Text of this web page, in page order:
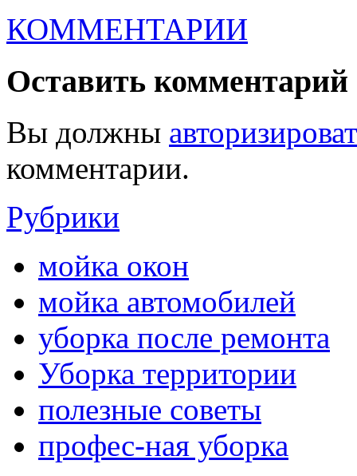
КОММЕНТАРИИ
Оставить комментарий
Вы должны
комментарии.
Рубрики
мойка окон
мойка автомобилей
уборка после ремонта
Уборка территории
полезные советы
профес-ная уборка